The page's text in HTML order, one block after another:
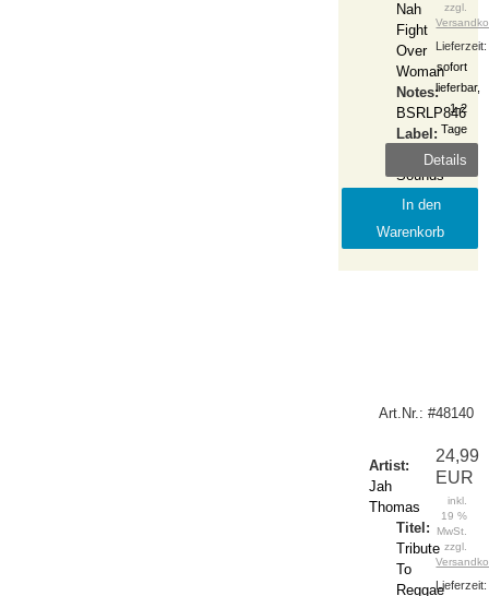
Nah
Fight
Over
Woman
Notes:
BSRLP846
Label:
Burning
Sounds
Release:
October
zzgl.
Lieferzeit:
sofort
lieferbar,
1-2
Tage
Details
In den
Warenkorb
Art.Nr.: #48140
Artist:
Jah
Thomas
Titel:
Tribute
To
Reggae
24,99
EUR
inkl.
19 %
MwSt.
zzgl.
Lieferzeit: